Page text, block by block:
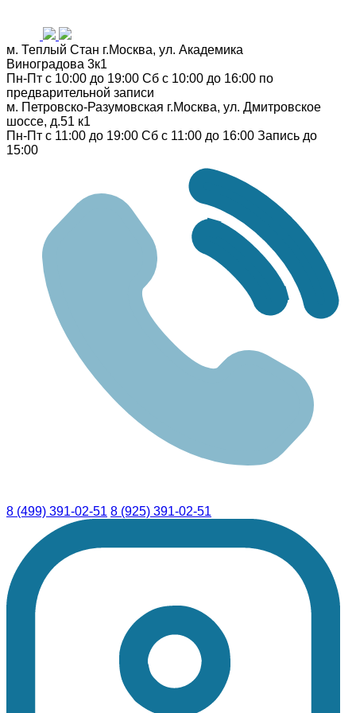
м. Теплый Стан г.Москва, ул. Академика
Виноградова 3к1
Пн-Пт с 10:00 до 19:00 Сб с 10:00 до 16:00 по
предварительной записи
м. Петровско-Разумовская г.Москва, ул. Дмитровское
шоссе, д.51 к1
Пн-Пт с 11:00 до 19:00 Сб с 11:00 до 16:00 Запись до
15:00
8 (499) 391-02-51 8 (925) 391-02-51